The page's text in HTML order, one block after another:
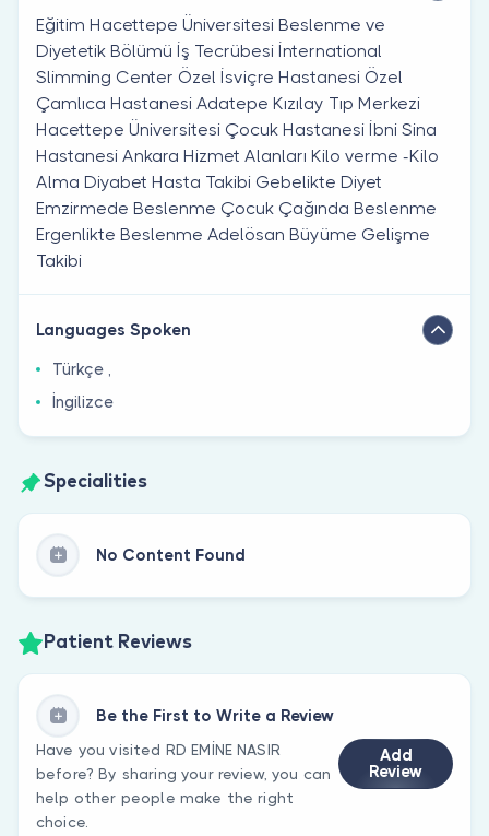
Eğitim Hacettepe Üniversitesi Beslenme ve
Diyetetik Bölümü İş Tecrübesi İnternational
Slimming Center Özel İsviçre Hastanesi Özel
Çamlıca Hastanesi Adatepe Kızılay Tıp Merkezi
Hacettepe Üniversitesi Çocuk Hastanesi İbni Sina
Hastanesi Ankara Hizmet Alanları Kilo verme -Kilo
Alma Diyabet Hasta Takibi Gebelikte Diyet
Emzirmede Beslenme Çocuk Çağında Beslenme
Ergenlikte Beslenme Adelösan Büyüme Gelişme
Takibi
Languages Spoken
Türkçe ,
İngilizce
Specialities
No Content Found
Patient Reviews
Be the First to Write a Review
Have you visited RD EMİNE NASIR
before? By sharing your review, you can
help other people make the right
choice.
Add
Review